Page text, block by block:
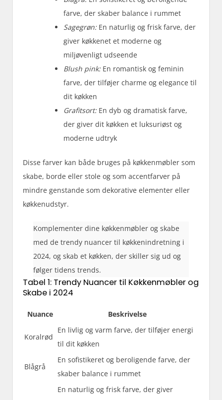
farve, der skaber balance i rummet
Sagegrøn:En naturlig og frisk farve, der
giver køkkenet et moderne og
miljøvenligt udseende
Blush pink:En romantisk og feminin
farve, der tilføjer charme og elegance til
dit køkken
Grafitsort:En dyb og dramatisk farve,
der giver dit køkken et luksuriøst og
moderne udtryk
Disse farver kan både bruges på køkkenmøbler som
skabe, borde eller stole og som accentfarver på
mindre genstande som dekorative elementer eller
køkkenudstyr.
Komplementer dine køkkenmøbler og skabe
med de trendy nuancer til køkkenindretning i
2024, og skab et køkken, der skiller sig ud og
følger tidens trends.
Tabel 1: Trendy Nuancer til Køkkenmøbler og
Skabe i 2024
Nuance Beskrivelse
Koralrød
En livlig og varm farve, der tilføjer energi
til dit køkken
Blågrå
En sofistikeret og beroligende farve, der
skaber balance i rummet
En naturlig og frisk farve, der giver